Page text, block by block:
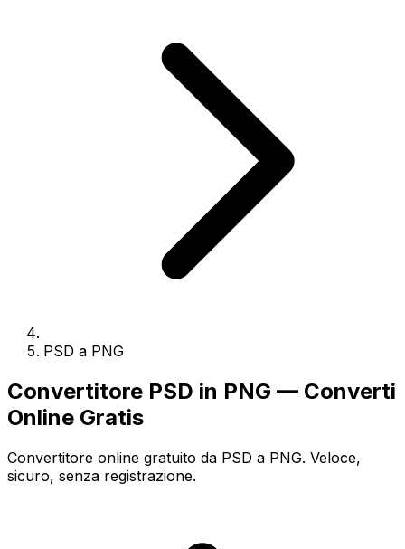
PSD a PNG
Convertitore PSD in PNG — Converti
Online Gratis
Convertitore online gratuito da PSD a PNG. Veloce,
sicuro, senza registrazione.